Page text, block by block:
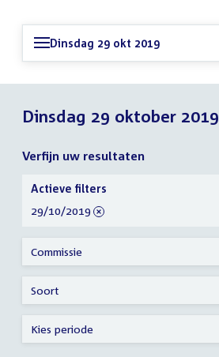
Dinsdag 29 okt 2019
Dinsdag 29 oktober 2019
Verfijn uw resultaten
Verfijn
uw
resultaten
Actieve filters
verwijder
29/10/2019
Commissie
Soort
Kies periode